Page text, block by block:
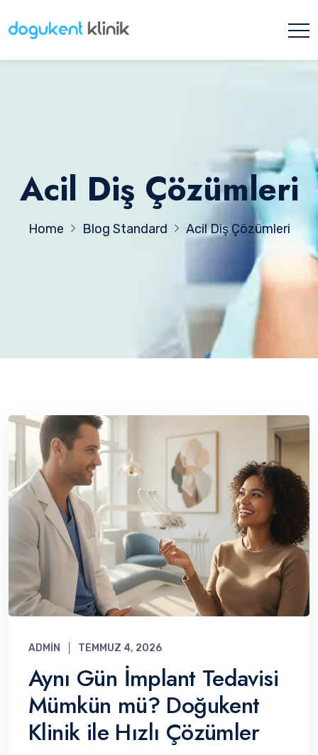
Acil Diş Çözümleri
Home Blog Standard Acil Diş Çözümleri
ADMIN TEMMUZ 4, 2026
Aynı Gün İmplant Tedavisi
Mümkün mü? Doğukent
Klinik ile Hızlı Çözümler